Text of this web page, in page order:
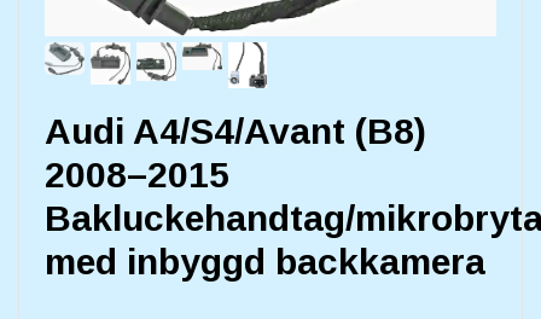
Audi A4/S4/Avant (B8)
2008–2015
Bakluckehandtag/
med inbyggd backkamera